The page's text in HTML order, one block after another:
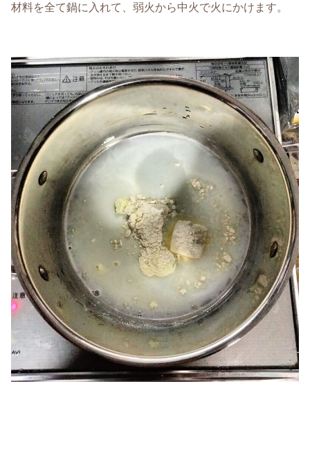
材料を全て鍋に入れて、弱火から中火で火にかけます。